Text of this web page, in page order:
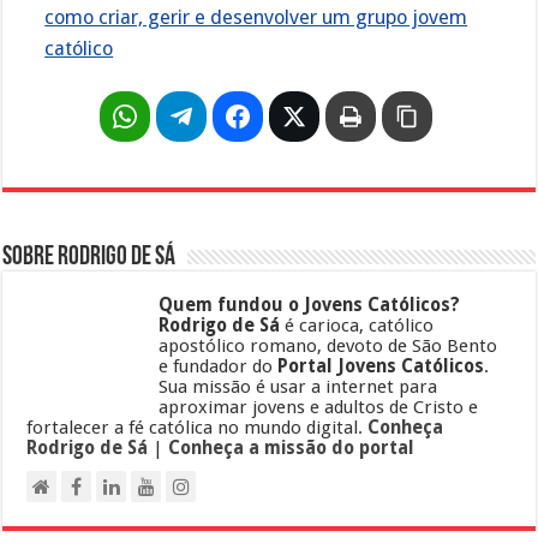
como criar, gerir e desenvolver um grupo jovem
católico
Sobre Rodrigo de Sá
Quem fundou o Jovens Católicos?
Rodrigo de Sá é carioca, católico
apostólico romano, devoto de São Bento
e fundador do Portal Jovens Católicos.
Sua missão é usar a internet para
aproximar jovens e adultos de Cristo e
fortalecer a fé católica no mundo digital. Conheça
Rodrigo de Sá | Conheça a missão do portal